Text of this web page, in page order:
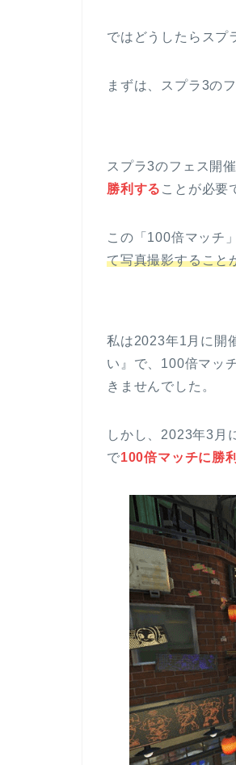
ではどうしたらスプ
まずは、スプラ3の
スプラ3のフェス開
勝利する ことが必要
この「100倍マッチ
て写真撮影すること
私は2023年1月に開
い』で、100倍マッ
きませんでした。
しかし、2023年3月
で100倍マッチに勝利